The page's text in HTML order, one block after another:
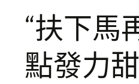
“扶下馬
點發力